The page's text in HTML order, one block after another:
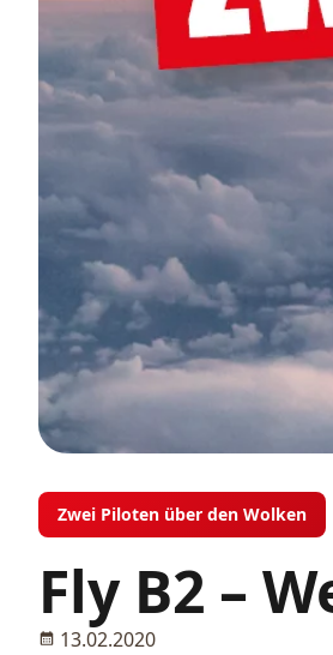
Zwei Piloten über den Wolken
Fly B2 –
13.02.2020